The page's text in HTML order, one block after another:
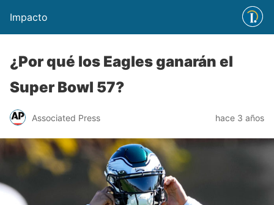
Impacto
¿Por qué los Eagles ganarán el
Super Bowl 57?
Associated Press hace 3 años